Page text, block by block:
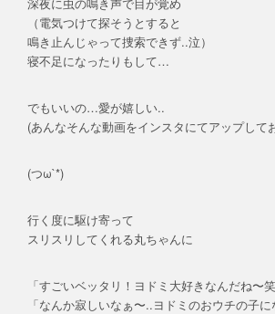
（電気つけて探そうとすると
鳴き止んじゃって捜索できず..泣）
寝不足になったりもして…
でもいいの…愛が嬉しい..
(あんなそんな動画をインスタにてアップして
(つω`*)
行く度に駆け寄って
スリスリしてくれる丸ちゃんに
「すごいベッタリ！ヨドミ大好きなんだね〜笑
「なんか寂しいなぁ〜..ヨドミのおウチの子に